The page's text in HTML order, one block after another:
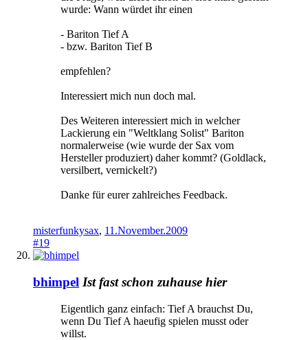
wurde: Wann würdet ihr einen
- Bariton Tief A
- bzw. Bariton Tief B
empfehlen?
Interessiert mich nun doch mal.
Des Weiteren interessiert mich in welcher
Lackierung ein "Weltklang Solist" Bariton
normalerweise (wie wurde der Sax vom
Hersteller produziert) daher kommt? (Goldlack,
versilbert, vernickelt?)
Danke für eurer zahlreiches Feedback.
misterfunkysax, 11.November.2009
#19
bhimpel Ist fast schon zuhause hier
Eigentlich ganz einfach: Tief A brauchst Du,
wenn Du Tief A haeufig spielen musst oder
willst.